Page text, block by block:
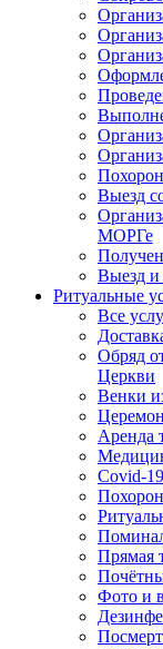
Выезд
МОРГе
Выезд и
Ритуальные
Все
Обряд
Церкви
Венки
Аренда
Covid-
Прямая
Фото и